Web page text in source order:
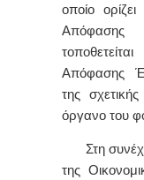
οποίο
Απόφασης
Απόφασης
της
όργανο του
Στη
της